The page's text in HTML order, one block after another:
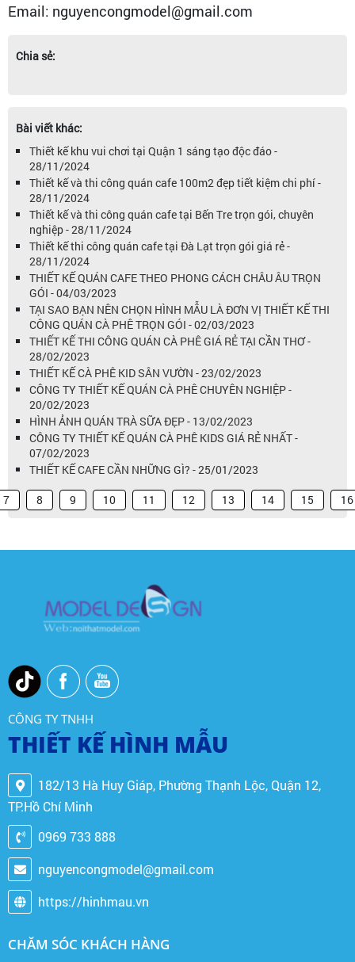
Email: nguyencongmodel@gmail.com
Chia sẻ:
Bài viết khác:
Thiết kế khu vui chơi tại Quận 1 sáng tạo độc đáo -
28/11/2024
Thiết kế và thi công quán cafe 100m2 đẹp tiết kiệm chi phí -
28/11/2024
Thiết kế và thi công quán cafe tại Bến Tre trọn gói, chuyên
nghiệp - 28/11/2024
Thiết kế thi công quán cafe tại Đà Lạt trọn gói giá rẻ -
28/11/2024
THIẾT KẾ QUÁN CAFE THEO PHONG CÁCH CHÂU ÂU TRỌN
GÓI - 04/03/2023
TẠI SAO BẠN NÊN CHỌN HÌNH MẪU LÀ ĐƠN VỊ THIẾT KẾ THI
CÔNG QUÁN CÀ PHÊ TRỌN GÓI - 02/03/2023
THIẾT KẾ THI CÔNG QUÁN CÀ PHÊ GIÁ RẺ TẠI CẦN THƠ -
28/02/2023
THIẾT KẾ CÀ PHÊ KID SÂN VƯỜN - 23/02/2023
CÔNG TY THIẾT KẾ QUÁN CÀ PHÊ CHUYÊN NGHIỆP -
20/02/2023
HÌNH ẢNH QUÁN TRÀ SỮA ĐẸP - 13/02/2023
CÔNG TY THIẾT KẾ QUÁN CÀ PHÊ KIDS GIÁ RẺ NHẤT -
07/02/2023
THIẾT KẾ CAFE CẦN NHỮNG GÌ? - 25/01/2023
7 8 9 10 11 12 13 14 15 16
CÔNG TY TNHH
THIẾT KẾ HÌNH MẪU
182/13 Hà Huy Giáp, Phường Thạnh Lộc, Quận 12,
TP.Hồ Chí Minh
0969 733 888
nguyencongmodel@gmail.com
https://hinhmau.vn
CHĂM SÓC KHÁCH HÀNG